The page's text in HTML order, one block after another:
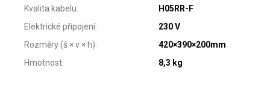
Kvalita kabelu:
H05RR-F
Elektrické připojení:
230 V
Rozměry (š × v × h):
420×390×200mm
Hmotnost: 8,3 kg